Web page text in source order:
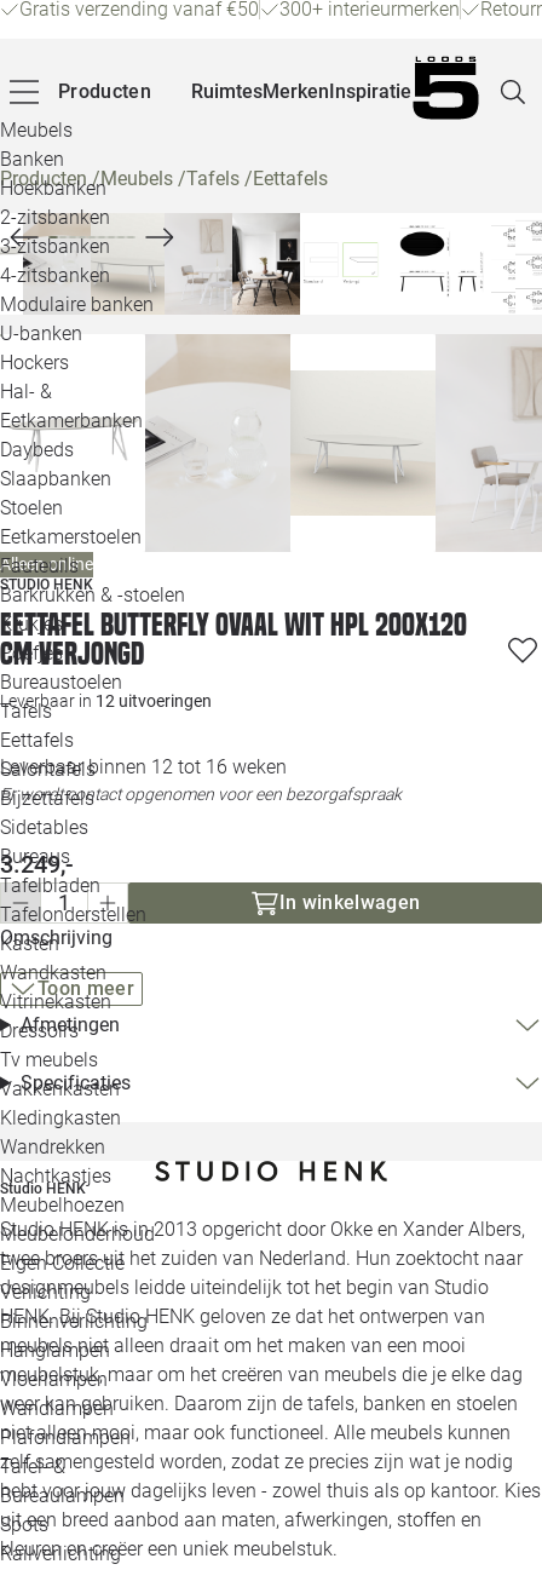
Gratis verzending vanaf €50 300+ interieurmerken
Producten
Meubels
Banken
Hoekbanken
2-zitsbanken
3-zitsbanken
4-zitsbanken
Modulaire banken
U-banken
Hockers
Hal- &
Eetkamerbanken
Daybeds
Slaapbanken
Stoelen
Eetkamerstoelen
Fauteuils
Barkrukken & -stoelen
Krukjes
Poefjes
Bureaustoelen
Tafels
Eettafels
Salontafels
Bijzettafels
Sidetables
Bureaus
Tafelbladen
Tafelonderstellen
Kasten
Wandkasten
Vitrinekasten
Dressoirs
Tv meubels
Vakkenkasten
Kledingkasten
Wandrekken
Nachtkastjes
Meubelhoezen
Meubelonderhoud
Eigen Collectie
Verlichting
Binnenverlichting
Hanglampen
Vloerlampen
Wandlampen
Plafondlampen
Tafel- &
Bureaulampen
Spots
Railverlichting
RuimtesMerkenInspiratie
Producten/Meubels /Tafels /Eettafels
Alleen online
STUDIO HENK
Eettafel Butterfly ovaal wit HPL 200x120
cm verjongd
Leverbaar in 12 uitvoeringen
Leverbaar binnen 12 tot 16 weken
Er wordt contact opgenomen voor een bezorgafspraak
3.249,-
In winkelwagen
Omschrijving
Toon meer
Afmetingen
Specificaties
Studio HENK
Studio HENK is in 2013 opgericht door Okke en Xander Albers,
twee broers uit het zuiden van Nederland. Hun zoektocht naar
designmeubels leidde uiteindelijk tot het begin van Studio
HENK. Bij Studio HENK geloven ze dat het ontwerpen van
meubels niet alleen draait om het maken van een mooi
meubelstuk, maar om het creëren van meubels die je elke dag
weer kan gebruiken. Daarom zijn de tafels, banken en stoelen
niet alleen mooi, maar ook functioneel. Alle meubels kunnen
zelf samengesteld worden, zodat ze precies zijn wat je nodig
hebt voor jouw dagelijks leven - zowel thuis als op kantoor. Kies
uit een breed aanbod aan maten, afwerkingen, stoffen en
kleuren en creëer een uniek meubelstuk.